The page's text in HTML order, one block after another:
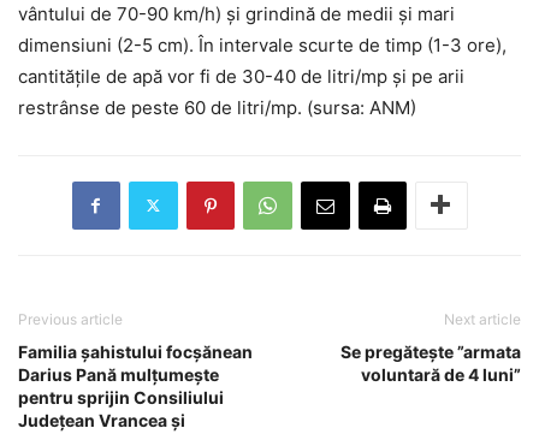
vântului de 70-90 km/h) și grindină de medii și mari
dimensiuni (2-5 cm). În intervale scurte de timp (1-3 ore),
cantitățile de apă vor fi de 30-40 de litri/mp și pe arii
restrânse de peste 60 de litri/mp. (sursa: ANM)
Previous article
Familia șahistului focșănean
Darius Pană mulțumește
pentru sprijin Consiliului
Județean Vrancea și
Next article
Se pregătește ”armata
voluntară de 4 luni”